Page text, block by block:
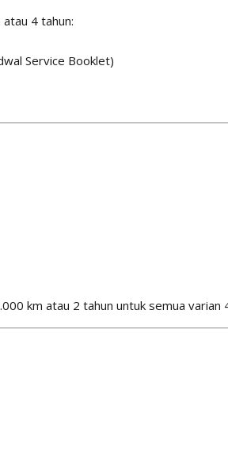
4 tahun:
Service Booklet)
km atau 2 tahun untuk semua varian